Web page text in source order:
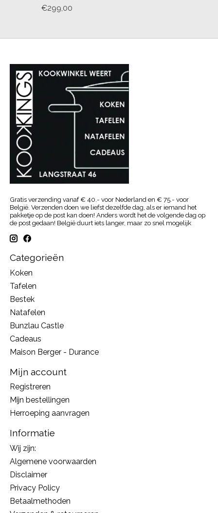
€299,00
Gratis verzending vanaf € 40.- voor Nederland en € 75.- voor
België. Verzenden doen we liefst dezelfde dag, als er iemand het
pakketje op de post kan doen! Anders wordt het de volgende dag op
de post gedaan! België duurt iets langer, maar zo snel mogelijk
Categorieën
Koken
Tafelen
Bestek
Natafelen
Bunzlau Castle
Cadeaus
Maison Berger - Durance
Mijn account
Registreren
Mijn bestellingen
Herroeping aanvragen
Informatie
Wij zijn:
Algemene voorwaarden
Disclaimer
Privacy Policy
Betaalmethoden